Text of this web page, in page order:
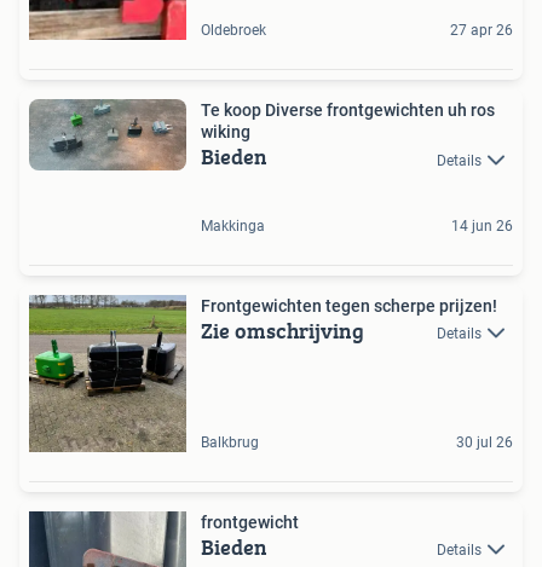
Oldebroek 27 apr 26
Te koop Diverse frontgewichten uh ros
wiking
Bieden Details
Makkinga 14 jun 26
Frontgewichten tegen scherpe prijzen!
Zie omschrijving Details
Balkbrug 30 jul 26
frontgewicht
Bieden Details